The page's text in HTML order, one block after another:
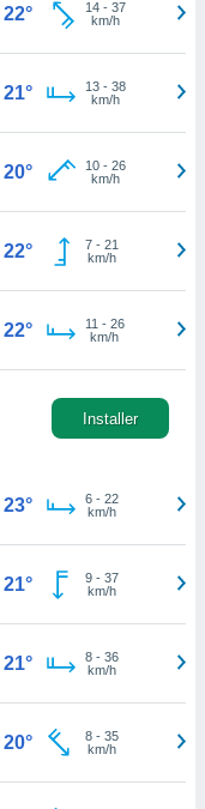
22° 14- 37
km/h
21° 13- 38
km/h
20° 10- 26
km/h
22° 7- 21
km/h
22° 11 - 26
km/h
Installer
23° 6- 22
km/h
21° 9- 37
km/h
21° 8- 36
km/h
20° 8- 35
km/h